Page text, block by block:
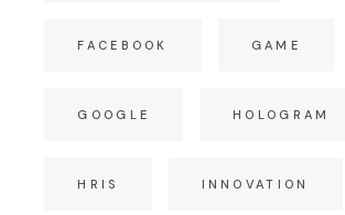
FACEBOOK GAME
GOOGLE HOLOGRAM
HRIS INNOVATION